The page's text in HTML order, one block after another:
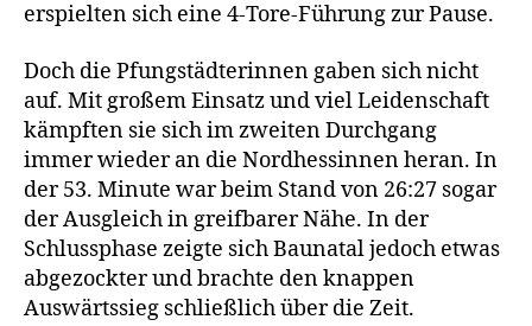
erspielten sich eine 4-Tore-Führung zur Pause.
Doch die Pfungstädterinnen gaben sich nicht
auf. Mit großem Einsatz und viel Leidenschaft
kämpften sie sich im zweiten Durchgang
immer wieder an die Nordhessinnen heran. In
der 53. Minute war beim Stand von 26:27 sogar
der Ausgleich in greifbarer Nähe. In der
Schlussphase zeigte sich Baunatal jedoch etwas
abgezockter und brachte den knappen
Auswärtssieg schließlich über die Zeit.